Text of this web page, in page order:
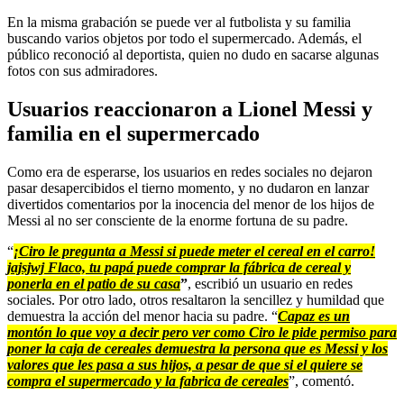
En la misma grabación se puede ver al futbolista y su familia
buscando varios objetos por todo el supermercado. Además, el
público reconoció al deportista, quien no dudo en sacarse algunas
fotos con sus admiradores.
Usuarios reaccionaron a Lionel Messi y
familia en el supermercado
Como era de esperarse, los usuarios en redes sociales no dejaron
pasar desapercibidos el tierno momento, y no dudaron en lanzar
divertidos comentarios por la inocencia del menor de los hijos de
Messi al no ser consciente de la enorme fortuna de su padre.
“¡Ciro le pregunta a Messi si puede meter el cereal en el carro!
jajsjwj Flaco, tu papá puede comprar la fábrica de cereal y
ponerla en el patio de su casa”, escribió un usuario en redes
sociales. Por otro lado, otros resaltaron la sencillez y humildad que
demuestra la acción del menor hacia su padre. “Capaz es un
montón lo que voy a decir pero ver como Ciro le pide permiso para
poner la caja de cereales demuestra la persona que es Messi y los
valores que les pasa a sus hijos, a pesar de que si el quiere se
compra el supermercado y la fabrica de cereales”, comentó.